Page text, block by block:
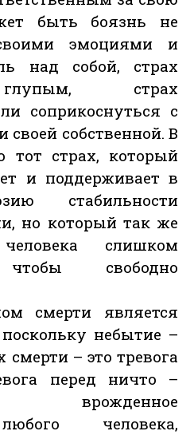
быть боязнь не
эмоциями и
над собой, страх
страх
соприкоснуться с
собственной. В
тот страх, который
и поддерживает в
стабильности
но который так же
слишком
свободно
смерти является
небытие –
смерти – это тревога
перед ничто –
врожденное
человека,